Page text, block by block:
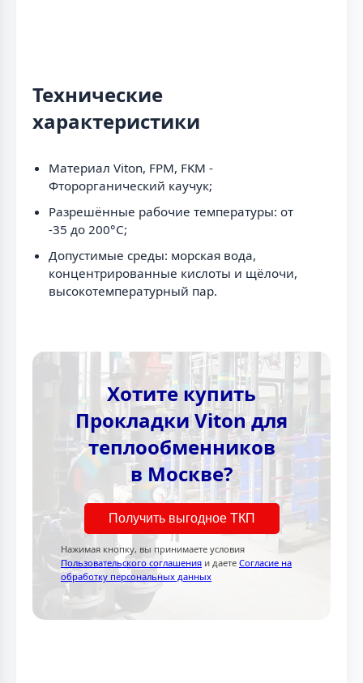
Технические
характеристики
Материал Viton, FPM, FKM -
Фторорганический каучук;
Разрешённые рабочие температуры: от
-35 до 200°C;
Допустимые среды: морская вода,
концентрированные кислоты и щёлочи,
высокотемпературный пар.
Хотите купить
Прокладки Viton для
теплообменников
в Москве?
Получить выгодное ТКП
Нажимая кнопку, вы принимаете условия
Пользовательского соглашения и даете Согласие на
обработку персональных данных